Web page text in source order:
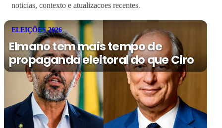
noticias, contexto e atualizacoes recentes.
ELEIÇÕES 2026
Elmano tem mais tempo de
propaganda eleitoral do que Ciro